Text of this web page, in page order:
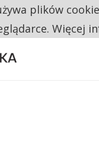
UDERZAJĄ W
plików
Więcej